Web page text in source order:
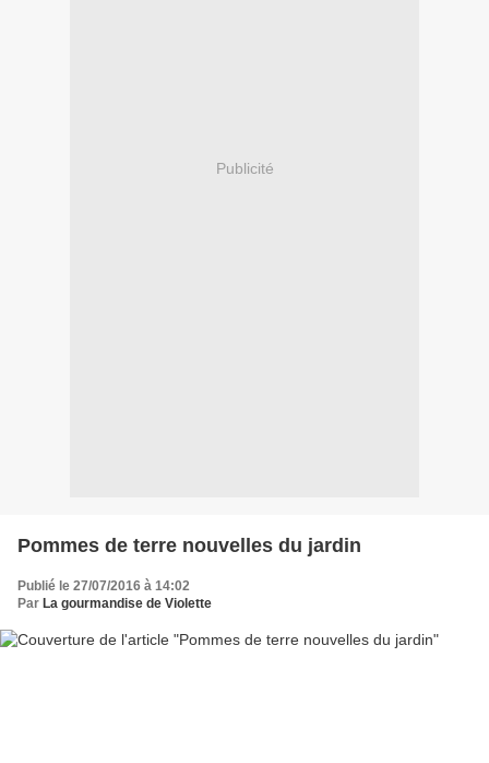
Publicité
Pommes de terre nouvelles du jardin
Publié le 27/07/2016 à 14:02
Par La gourmandise de Violette